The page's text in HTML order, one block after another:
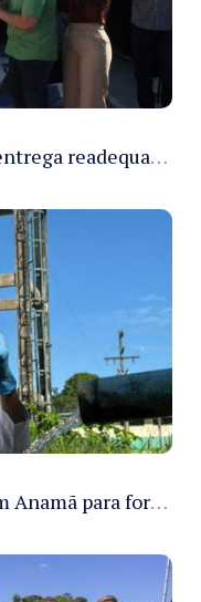
Governador Roberto Cidade entrega readequação do ambulatório da FCecon e amplia capacidade de atendimento oncológico em Manaus
Cosama inicia força-tarefa em Anamã para fortalecer abastecimento de água e segurança hídrica da população